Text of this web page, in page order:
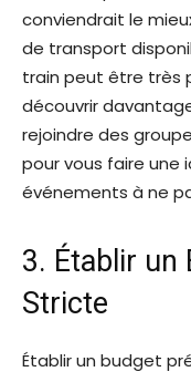
conviendrait le
de transport
train peut être très
découvrir
rejoindre des
pour vous faire une
événements à ne
3. Établir un
Stricte
Établir un budget